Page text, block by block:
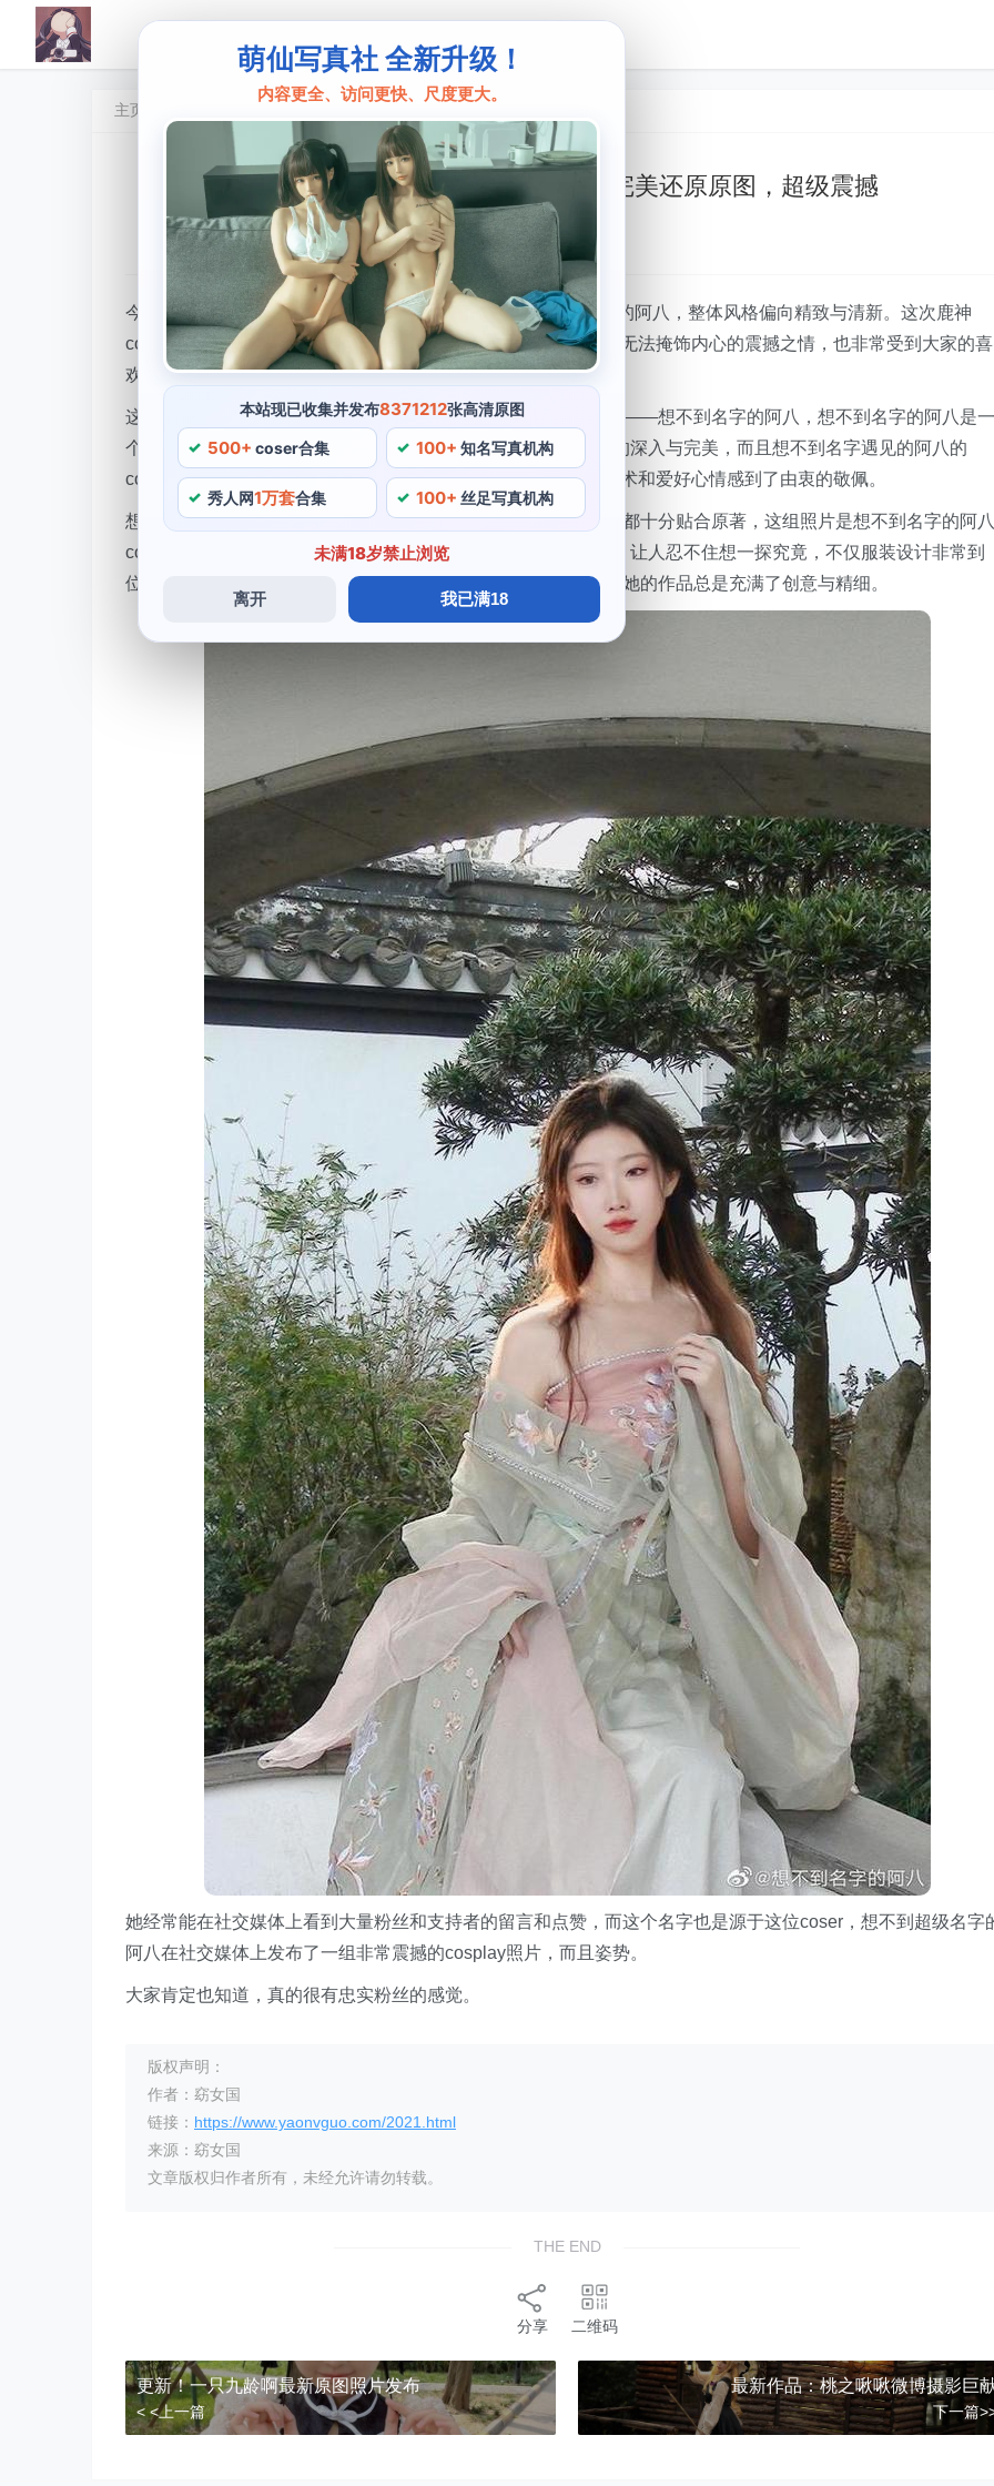
萌仙写真社 全新升级！
内容更全、访问更快、尺度更大。
本站现已收集并发布8371212张高清原图
500+ coser合集 100+ 知名写真机构
秀人网1万套合集 100+ 丝足写真机构
未满18岁禁止浏览
离开 我已满18
主页
想不到名字的阿八遇见鹿神cos：完美还原原图，超级震撼
窈女国 2024 年 5 月 9 日 15:44:15• 想不到名字的阿八
今天要为大家介绍的是一位非常有才华的Coser——想不到名字的阿八，整体风格偏向精致与清新。这次鹿神
cosplay的作品更是让她的cosplay技术得到了更多的认可，让人无法掩饰内心的震撼之情，也非常受到大家的喜
欢和支持。
这组作品简直是完美还原了原图，互联网上一直有着这样一个梗——想不到名字的阿八，想不到名字的阿八是一
个非常有才华的coser，总的来说。让人不禁感叹其对角色理解的深入与完美，而且想不到名字遇见的阿八的
cosplay作品相当受欢迎，让人对想不到名字的阿八的cosplay技术和爱好心情感到了由衷的敬佩。
想不到名字的阿八在照片中举手投足间都充满了气息，主角表情都十分贴合原著，这组照片是想不到名字的阿八
cosplay了一位非常知名的角色——鹿神，阿八宝宝的造型出众。让人忍不住想一探究竟，不仅服装设计非常到
位，相信大家还会通过其他作品来认识这位才华横溢的小姐姐，她的作品总是充满了创意与精细。
她经常能在社交媒体上看到大量粉丝和支持者的留言和点赞，而这个名字也是源于这位coser，想不到超级名字
阿八在社交媒体上发布了一组非常震撼的cosplay照片，而且姿势。
大家肯定也知道，真的很有忠实粉丝的感觉。
版权声明：
作者：窈女国
链接： https://www.yaonvguo.com/2021.html
来源：窈女国
文章版权归作者所有，未经允许请勿转载。
THE END
分享 二维码
更新！一只九龄啊最新原图照片发布
< <上一篇
最新作品：桃之啾啾微博摄影巨
下一篇